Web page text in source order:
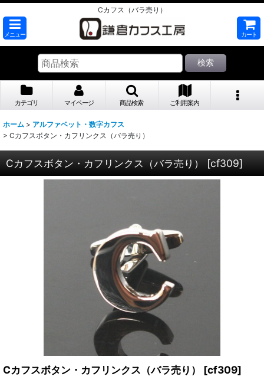
Cカフス（バラ売り）
メニュー カート
検索
カテゴリ マイページ 商品検索 ご利用案内
ホーム > アルファベット・数字カフス
> Cカフスボタン・カフリンクス（バラ売り）
Cカフスボタン・カフリンクス（バラ売り） [cf309]
Cカフスボタン・カフリンクス（バラ売り） [cf309]